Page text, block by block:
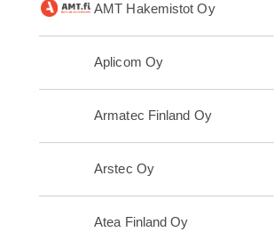
AMT Hakemistot Oy
Aplicom Oy
Armatec Finland Oy
Arstec Oy
Atea Finland Oy